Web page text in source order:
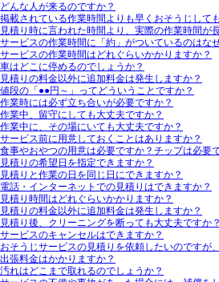
どんな人が来るのですか？
掲載されている作業時間よりも早くおそうじして
見積り時に言われた時間より、実際の作業時間が
サービスの作業時間に「約」がついているのはな
サービスの作業時間はどれぐらいかかりますか？
車はどこに停めるのでしょうか？
見積りの料金以外に追加料金は発生しますか？
値段の「●●円～」ってどういうことですか？
作業時には必ず立ち合いが必要ですか？
作業中、留守にしても大丈夫ですか？
作業中に、その場にいても大丈夫ですか？
サービス前に用意しておくことはありますか？
食事やおやつの用意は必要ですか？チップは必要
見積りの希望日を指定できますか？
見積りと作業の日を同じ日にできますか？
電話・インターネットでの見積りはできますか？
見積り時間はどれぐらいかかりますか？
見積りの料金以外に追加料金は発生しますか？
見積り後、クリーニングを断っても大丈夫ですか？
サービスのキャンセルはできますか？
おそうじサービスの見積りを依頼したいのですが
出張料金はかかりますか？
汚れはどこまで取れるのでしょうか？